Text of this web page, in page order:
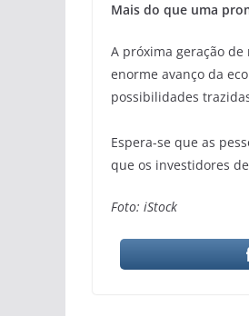
Mais do que uma
A próxima geração
enorme avanço da
possibilidades
Espera-se que as
que os investidores
Foto: iStock